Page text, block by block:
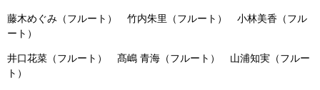
藤木めぐみ（フルート） 竹内朱里（フルート） 小林美香（フル
ート）
井口花菜（フルート） 髙嶋 青海（フルート） 山浦知実（フルー
ト）